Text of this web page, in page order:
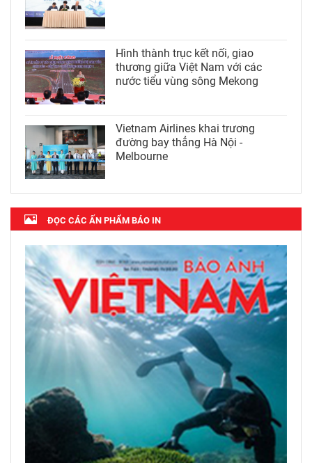
Hình thành trục kết nối, giao
thương giữa Việt Nam với các
nước tiểu vùng sông Mekong
Vietnam Airlines khai trương
đường bay thẳng Hà Nội -
Melbourne
ĐỌC CÁC ẤN PHẨM BÁO IN